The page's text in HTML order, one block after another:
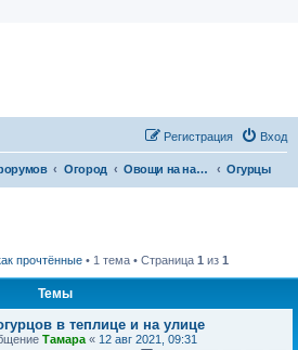
Вход
Регистрация
Огород Овощи на наших грядках Огурцы
прочтённые• 1 тема • Страница 1 из 1
Темы
в теплице и на улице
Тамара « 12 авг 2021, 09:31